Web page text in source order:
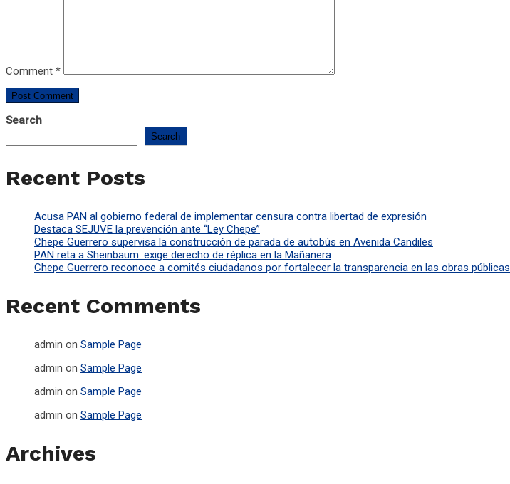
Comment *
Search
Search
Recent Posts
Acusa PAN al gobierno federal de implementar censura contra libertad de expresión
Destaca SEJUVE la prevención ante “Ley Chepe”
Chepe Guerrero supervisa la construcción de parada de autobús en Avenida Candiles
PAN reta a Sheinbaum: exige derecho de réplica en la Mañanera
Chepe Guerrero reconoce a comités ciudadanos por fortalecer la transparencia en las obras públicas
Recent Comments
admin on Sample Page
admin on Sample Page
admin on Sample Page
admin on Sample Page
Archives